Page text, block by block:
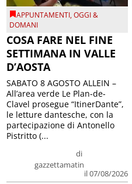
APPUNTAMENTI,OGGI &
DOMANI
COSA FARE NEL FINE
SETTIMANA IN VALLE
D’AOSTA
di
gazzettamatin
il 07/08/2026
SABATO 8 AGOSTO ALLEIN –
All’area verde Le Plan-de-
Clavel prosegue “ItinerDante”,
le letture dantesche, con la
partecipazione di Antonello
Pistritto (...